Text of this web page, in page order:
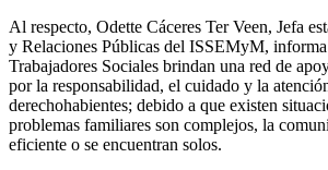
Al respecto, Odette Cáceres Ter Veen, Jefa
y Relaciones Públicas del ISSEMyM,
Trabajadores Sociales brindan una red de
por la responsabilidad, el cuidado y la
derechohabientes; debido a que existen
problemas familiares son complejos, la
eficiente o se encuentran solos.